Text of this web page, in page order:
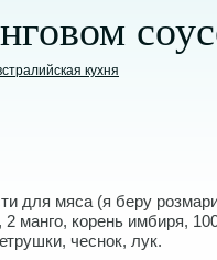
кухня
для мяса (я беру
манго, корень имбиря,
чеснок, лук.